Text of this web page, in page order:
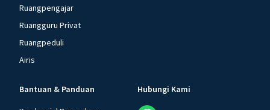
Ruangpengajar
Ruangguru Privat
Ruangpeduli
Airis
Bantuan & Panduan Hubungi Kami